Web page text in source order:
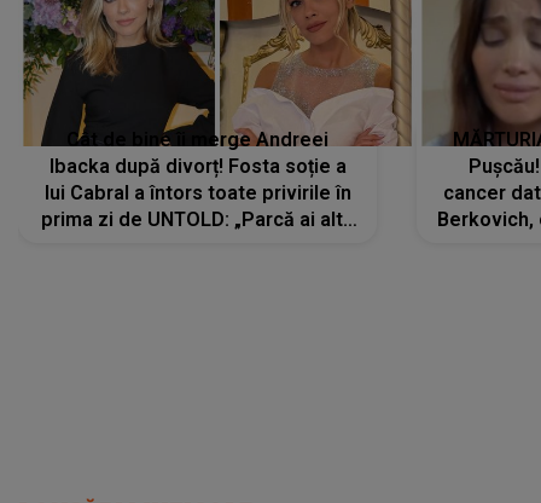
Cât de bine îi merge Andreei
Ibacka după divorț! Fosta soție a
lui Cabral a întors toate privirile în
prima zi de UNTOLD: „Parcă ai altă
cancer
Berkovich,